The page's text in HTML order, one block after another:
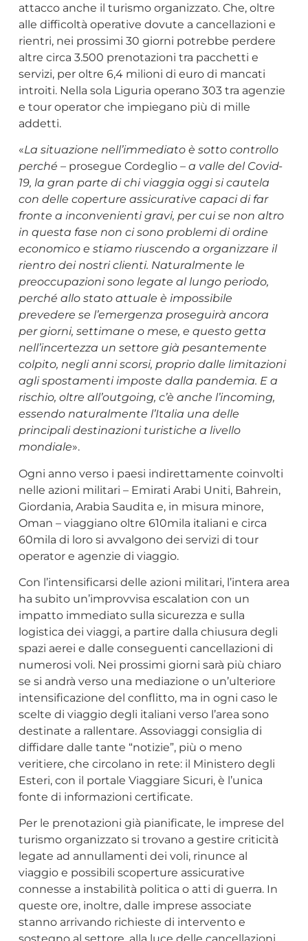
attacco anche il turismo organizzato. Che, oltre
alle difficoltà operative dovute a cancellazioni e
rientri, nei prossimi 30 giorni potrebbe perdere
altre circa 3.500 prenotazioni tra pacchetti e
servizi, per oltre 6,4 milioni di euro di mancati
introiti. Nella sola Liguria operano 303 tra agenzie
e tour operator che impiegano più di mille
addetti.
«La situazione nell’immediato è sotto controllo
perché – prosegue Cordeglio – a valle del Covid-
19, la gran parte di chi viaggia oggi si cautela
con delle coperture assicurative capaci di far
fronte a inconvenienti gravi, per cui se non altro
in questa fase non ci sono problemi di ordine
economico e stiamo riuscendo a organizzare il
rientro dei nostri clienti. Naturalmente le
preoccupazioni sono legate al lungo periodo,
perché allo stato attuale è impossibile
prevedere se l’emergenza proseguirà ancora
per giorni, settimane o mese, e questo getta
nell’incertezza un settore già pesantemente
colpito, negli anni scorsi, proprio dalle limitazioni
agli spostamenti imposte dalla pandemia. E a
rischio, oltre all’outgoing, c’è anche l’incoming,
essendo naturalmente l’Italia una delle
principali destinazioni turistiche a livello
mondiale».
Ogni anno verso i paesi indirettamente coinvolti
nelle azioni militari – Emirati Arabi Uniti, Bahrein,
Giordania, Arabia Saudita e, in misura minore,
Oman – viaggiano oltre 610mila italiani e circa
60mila di loro si avvalgono dei servizi di tour
operator e agenzie di viaggio.
Con l’intensificarsi delle azioni militari, l’intera area
ha subito un’improvvisa escalation con un
impatto immediato sulla sicurezza e sulla
logistica dei viaggi, a partire dalla chiusura degli
spazi aerei e dalle conseguenti cancellazioni di
numerosi voli. Nei prossimi giorni sarà più chiaro
se si andrà verso una mediazione o un’ulteriore
intensificazione del conflitto, ma in ogni caso le
scelte di viaggio degli italiani verso l’area sono
destinate a rallentare. Assoviaggi consiglia di
diffidare dalle tante “notizie”, più o meno
veritiere, che circolano in rete: il Ministero degli
Esteri, con il portale Viaggiare Sicuri, è l’unica
fonte di informazioni certificate.
Per le prenotazioni già pianificate, le imprese del
turismo organizzato si trovano a gestire criticità
legate ad annullamenti dei voli, rinunce al
viaggio e possibili scoperture assicurative
connesse a instabilità politica o atti di guerra. In
queste ore, inoltre, dalle imprese associate
stanno arrivando richieste di intervento e